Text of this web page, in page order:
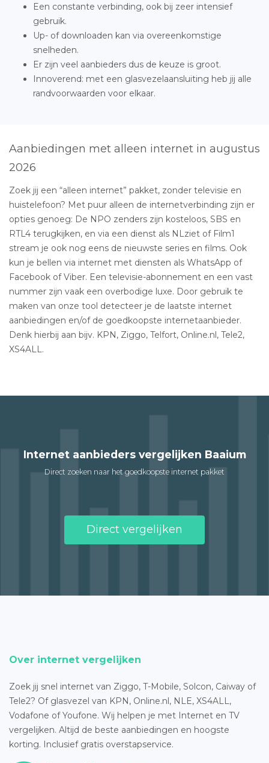
Een constante verbinding, ook bij zeer intensief
gebruik.
Up- of downloaden kan via overeenkomstige
snelheden.
Er zijn veel aanbieders dus de keuze is groot.
Innoverend: met een glasvezelaansluiting heb jij alle
randvoorwaarden voor elkaar.
Aanbiedingen met alleen internet in augustus
2026
Zoek jij een “alleen internet” pakket, zonder televisie en
huistelefoon? Met puur alleen de internetverbinding zijn er
opties genoeg: De NPO zenders zijn kosteloos, SBS en
RTL4 terugkijken, en via een dienst als NLziet of Film1
stream je ook nog eens de nieuwste series en films. Ook
kun je bellen via internet met diensten als WhatsApp of
Facebook of Viber. Een televisie-abonnement en een vast
nummer zijn vaak een overbodige luxe. Door gebruik te
maken van onze tool detecteer je de laatste internet
aanbiedingen en/of de goedkoopste internetaanbieder.
Denk hierbij aan bijv. KPN, Ziggo, Telfort, Online.nl, Tele2,
XS4ALL.
Internet aanbieders vergelijken Baaium
Direct zoeken naar het goedkoopste internet pakket
Direct vergelijken
Over internet vergelijken
Zoek jij snel internet van Ziggo, T-Mobile, Solcon, Caiway of
Tele2? Of glasvezel van KPN, Online.nl, NLE, XS4ALL,
Vodafone of Youfone. Wij helpen je met Internet en TV
vergelijken. Altijd de beste aanbiedingen en hoogste
korting. Inclusief gratis overstapservice.